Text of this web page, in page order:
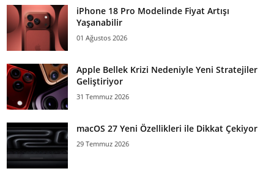
iPhone 18 Pro Modelinde Fiyat Artışı
Yaşanabilir
01 Ağustos 2026
Apple Bellek Krizi Nedeniyle Yeni Stratejiler
Geliştiriyor
31 Temmuz 2026
macOS 27 Yeni Özellikleri ile Dikkat Çekiyor
29 Temmuz 2026